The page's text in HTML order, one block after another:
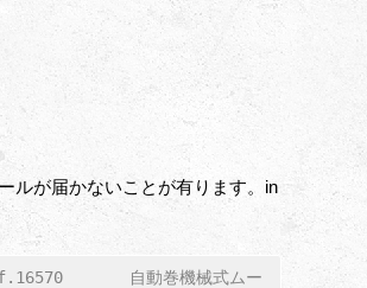
ルが届かないことが有ります。in